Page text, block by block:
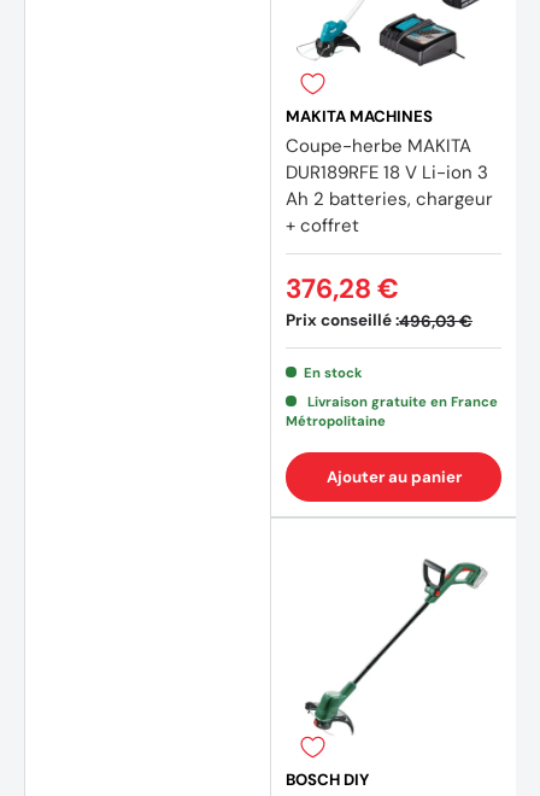
MAKITA MACHINES
Coupe-herbe MAKITA
DUR189RFE 18 V Li-ion 3
Ah 2 batteries, chargeur
+ coffret
Prix conseillé :496,03 €
376,28 €
En stock
Livraison gratuite en France
Métropolitaine
Ajouter au panier
BOSCH DIY